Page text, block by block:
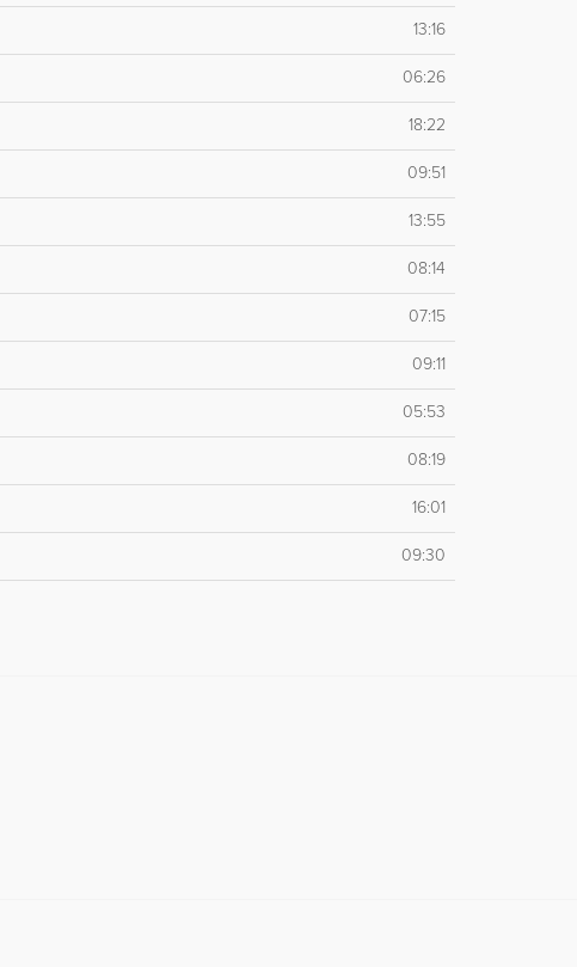
13:16
06:26
18:22
09:51
13:55
08:14
07:15
09:11
05:53
08:19
16:01
09:30